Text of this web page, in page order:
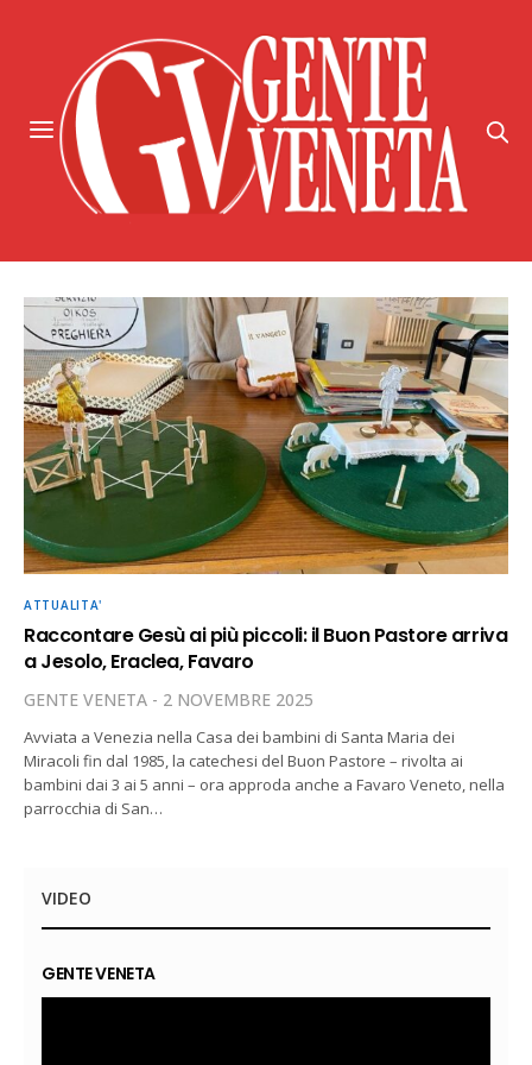
ATTUALITA'
Raccontare Gesù ai più piccoli: il Buon Pastore arriva
a Jesolo, Eraclea, Favaro
GENTE VENETA 2 NOVEMBRE 2025
Avviata a Venezia nella Casa dei bambini di Santa Maria dei
Miracoli fin dal 1985, la catechesi del Buon Pastore – rivolta ai
bambini dai 3 ai 5 anni – ora approda anche a Favaro Veneto, nella
parrocchia di San…
VIDEO
GENTE VENETA